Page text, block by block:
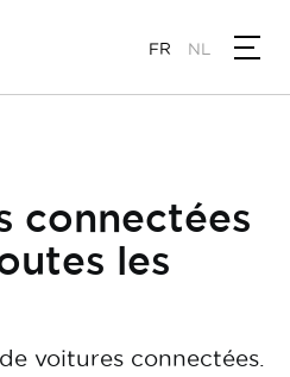
FR NL
connectées
les
voitures connectées.